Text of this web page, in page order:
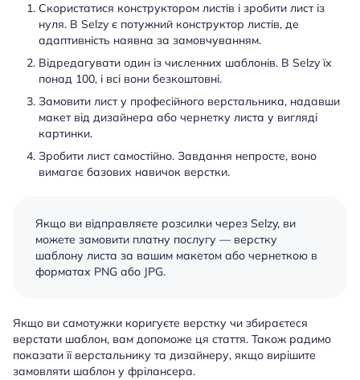
Скористатися конструктором листів і зробити лист із
нуля. В Selzy є потужний конструктор листів, де
адаптивність наявна за замовчуванням.
Відредагувати один із численних шаблонів. В Selzy їх
понад 100, і всі вони безкоштовні.
Замовити лист у професійного верстальника, надавши
макет від дизайнера або чернетку листа у вигляді
картинки.
Зробити лист самостійно. Завдання непросте, воно
вимагає базових навичок верстки.
Якщо ви відправляєте розсилки через Selzy, ви
можете замовити платну послугу — верстку
шаблону листа за вашим макетом або чернеткою в
форматах PNG або JPG.
Якщо ви самотужки коригуєте верстку чи збираєтеся
верстати шаблон, вам допоможе ця стаття. Також радимо
показати її верстальнику та дизайнеру, якщо вирішите
замовляти шаблон у фрілансера.